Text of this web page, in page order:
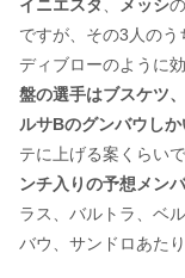
イニエスタ メッシ
ですが、その3人の
ディブローのように効
盤の選手はブスケツ
ルサBのグンバウし
テに上げる案くらい
ンチ入りの予想メン
ラス、バルトラ、ベ
バウ、サンドロあたり